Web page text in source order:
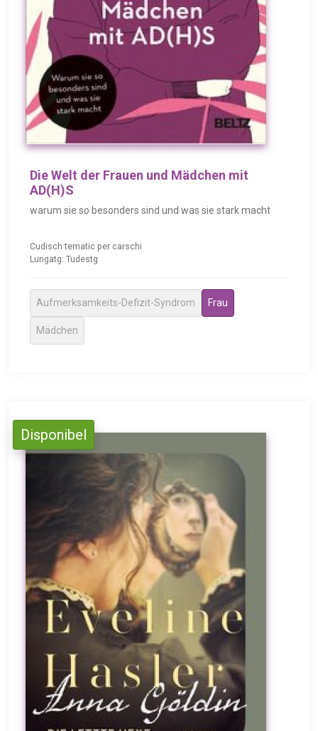
Die Welt der Frauen und Mädchen mit
AD(H)S
warum sie so besonders sind und was sie stark macht
Cudisch tematic per carschi
Lungatg: Tudestg
Aufmerksamkeits-Defizit-Syndrom Frau
Mädchen
Disponibel